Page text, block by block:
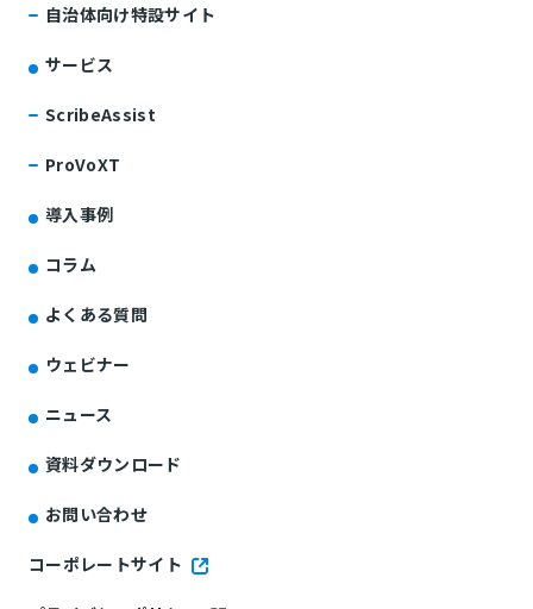
自治体向け特設サイト
サービス
ScribeAssist
ProVoXT
導入事例
コラム
よくある質問
ウェビナー
ニュース
資料ダウンロード
お問い合わせ
コーポレートサイト